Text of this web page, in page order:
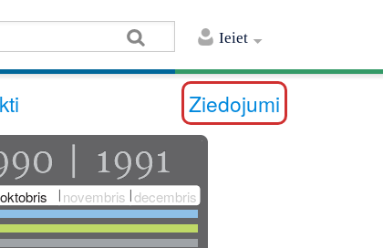
Ieiet
Ziedojumi
oktobris novembris decembris